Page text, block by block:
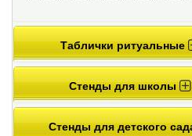
Таблички ритуальные
Стенды для школы
Стенды для детского